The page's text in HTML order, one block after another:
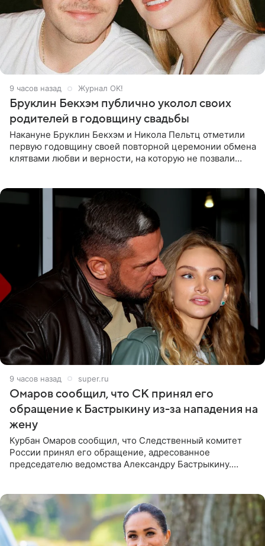
9 часов назад Журнал OK!
Бруклин Бекхэм публично уколол своих
родителей в годовщину свадьбы
Накануне Бруклин Бекхэм и Никола Пельтц отметили
первую годовщину своей повторной церемонии обмена
клятвами любви и верности, на которую не позвали
9 часов назад super.ru
Омаров сообщил, что СК принял его
обращение к Бастрыкину из-за нападения на
жену
Курбан Омаров сообщил, что Следственный комитет
России принял его обращение, адресованное
председателю ведомства Александру Бастрыкину.